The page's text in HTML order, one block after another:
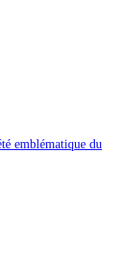
emblématique du